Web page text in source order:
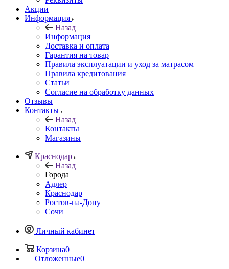
Акции
Информация
Назад
Информация
Доставка и оплата
Гарантия на товар
Правила эксплуатации и уход за матрасом
Правила кредитования
Статьи
Согласие на обработку данных
Отзывы
Контакты
Назад
Контакты
Магазины
Краснодар
Назад
Города
Адлер
Краснодар
Ростов-на-Дону
Сочи
Личный кабинет
Корзина0
Отложенные0